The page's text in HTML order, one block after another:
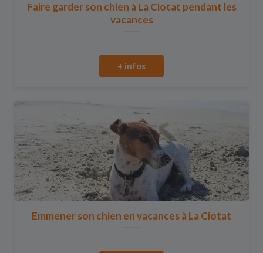
Faire garder son chien à La Ciotat pendant les
vacances
+ infos
Emmener son chien en vacances à La Ciotat